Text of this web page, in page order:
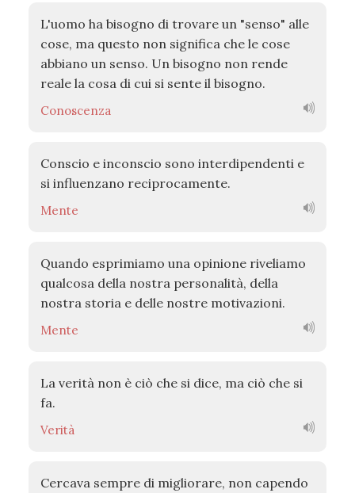
L'uomo ha bisogno di trovare un "senso" alle
cose, ma questo non significa che le cose
abbiano un senso. Un bisogno non rende
reale la cosa di cui si sente il bisogno.
Conoscenza
Conscio e inconscio sono interdipendenti e
si influenzano reciprocamente.
Mente
Quando esprimiamo una opinione riveliamo
qualcosa della nostra personalità, della
nostra storia e delle nostre motivazioni.
Mente
La verità non è ciò che si dice, ma ciò che si
fa.
Verità
Cercava sempre di migliorare, non capendo